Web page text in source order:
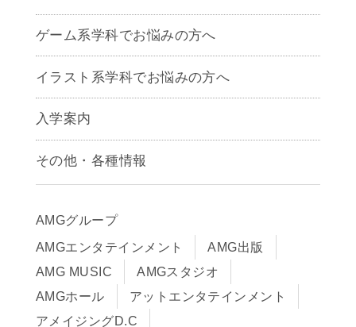
ゲームクリエイター学科
CG学科
アニメーション学科
声優学科
ゲーム系学科でお悩みの方へ
イラスト系学科でお悩みの方へ
入学案内
募集要項
早期出願制度・AOエントリー
入学までの流れ
学費サポート・各種制度
学費について
Q&A
その他・各種情報
アクセス
サイトポリシー
在校生・保護者の方へ
卒業生の皆様へ
AMGグループ
AMGエンタテインメント
AMG出版
AMG MUSIC
AMGスタジオ
AMGホール
アットエンタテインメント
アメイジングD.C